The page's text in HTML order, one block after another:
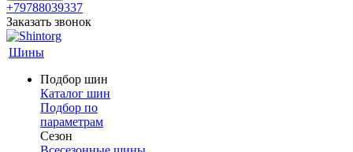
+79788039337
Заказать звонок
Шины
Подбор шин
Каталог шин
Подбор по
параметрам
Сезон